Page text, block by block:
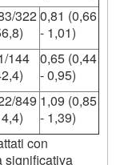
3220,81 (0,66
- 1,01)
144 0,65 (0,44
- 0,95)
849 1,09 (0,85
- 1,39)
con
significativa